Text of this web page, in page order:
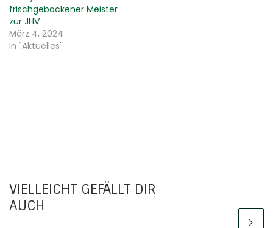
frischgebackener Meister
zur JHV
März 4, 2024
In "Aktuelles"
VIELLEICHT GEFÄLLT DIR
AUCH